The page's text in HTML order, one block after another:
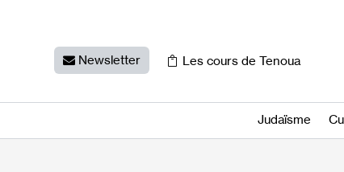
Newsletter Les cours de Tenoua
Judaïsme